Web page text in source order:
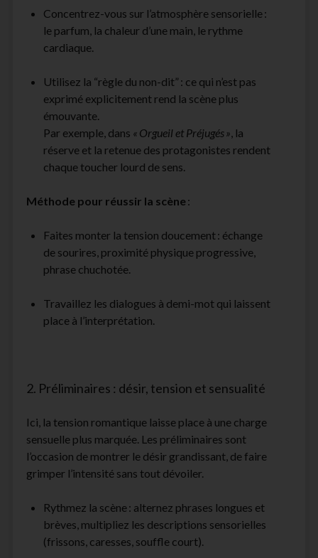
Concentrez-vous sur l’atmosphère sensorielle :
le parfum, la chaleur d’une main, le rythme
cardiaque.
Utilisez la “règle du non-dit” : ce qui n’est pas
exprimé explicitement rend la scène plus
émouvante.
Par exemple, dans « Orgueil et Préjugés », la
réserve et la retenue des protagonistes rendent
chaque toucher lourd de sens.
Méthode pour réussir la scène :
Faites monter la tension doucement : échange
de sourires, proximité physique progressive,
phrase chuchotée.
Travaillez les dialogues à demi-mot qui laissent
place à l’interprétation.
2. Préliminaires : désir, tension et sensualité
Ici, la tension romantique laisse place à une charge
sensuelle plus marquée. Les préliminaires sont
l’occasion de montrer le désir grandissant, de faire
grimper l’intensité sans tout dévoiler.
Rythmez la scène : alternez phrases longues et
brèves, multipliez les descriptions sensorielles
(frissons, caresses, souffle court).